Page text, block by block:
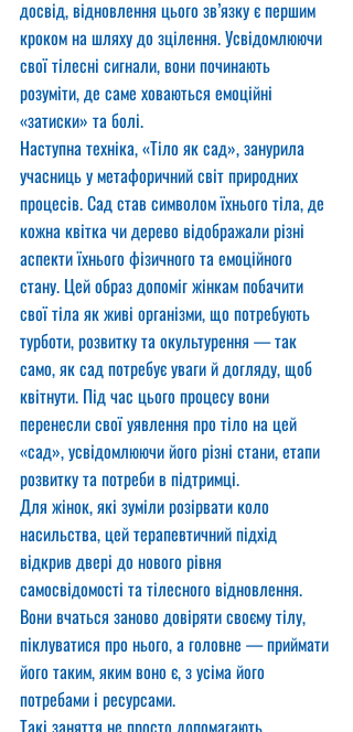
досвід, відновлення цього зв’язку є першим
кроком на шляху до зцілення. Усвідомлюючи
свої тілесні сигнали, вони починають
розуміти, де саме ховаються емоційні
«затиски» та болі.
Наступна техніка, «Тіло як сад», занурила
учасниць у метафоричний світ природних
процесів. Сад став символом їхнього тіла, де
кожна квітка чи дерево відображали різні
аспекти їхнього фізичного та емоційного
стану. Цей образ допоміг жінкам побачити
свої тіла як живі організми, що потребують
турботи, розвитку та окультурення — так
само, як сад потребує уваги й догляду, щоб
квітнути. Під час цього процесу вони
перенесли свої уявлення про тіло на цей
«сад», усвідомлюючи його різні стани, етапи
розвитку та потреби в підтримці.
Для жінок, які зуміли розірвати коло
насильства, цей терапевтичний підхід
відкрив двері до нового рівня
самосвідомості та тілесного відновлення.
Вони вчаться заново довіряти своєму тілу,
піклуватися про нього, а головне — приймати
його таким, яким воно є, з усіма його
потребами і ресурсами.
Такі заняття не просто допомагають